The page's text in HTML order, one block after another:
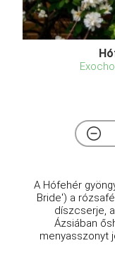
A Hófehér
Bride') a
díszcserje,
Ázsiában
menyasszonyt